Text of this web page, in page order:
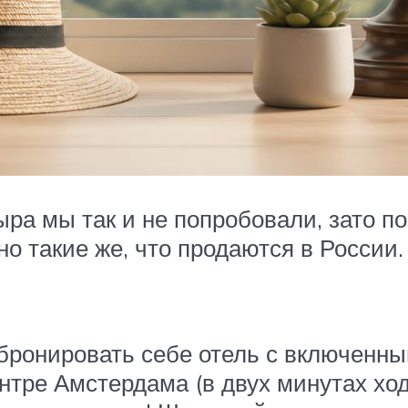
мы так и не попробовали, зато
же, что продаются в России.
себе отель с
Амстердама (в двух минутах